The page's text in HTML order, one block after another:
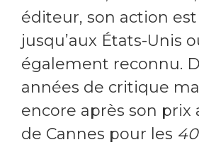
éditeur, son action
jusqu’aux États-Unis
également reconnu.
années de critique
encore après son prix
de Cannes pour les